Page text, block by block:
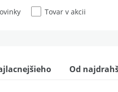
Tovar v akcii
Od